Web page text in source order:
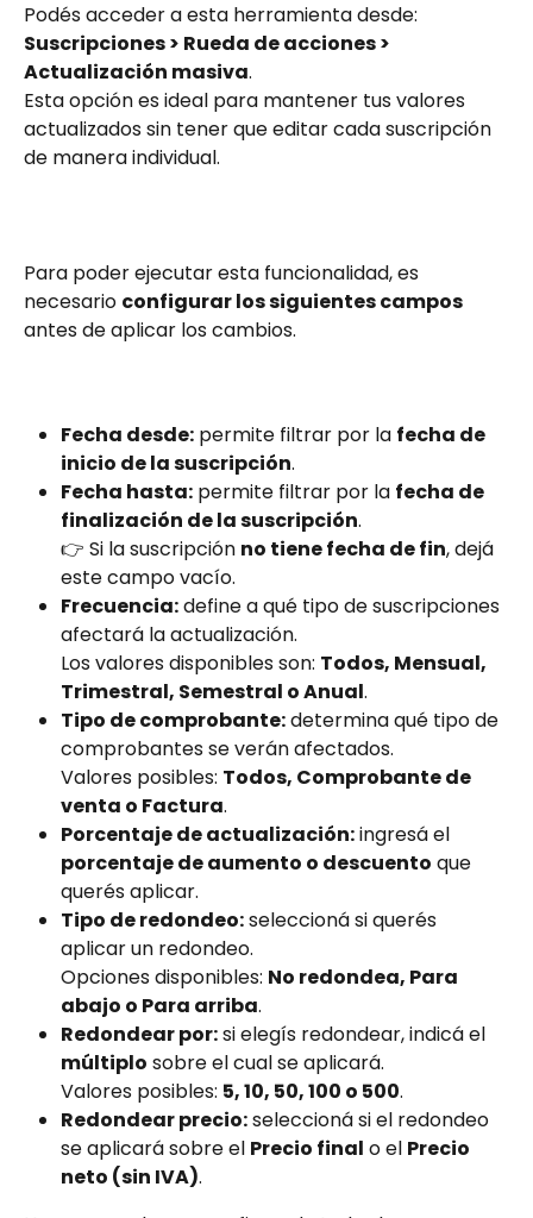
Podés acceder a esta herramienta desde:
Suscripciones > Rueda de acciones >
Actualización masiva.
Esta opción es ideal para mantener tus valores
actualizados sin tener que editar cada suscripción
de manera individual.
Para poder ejecutar esta funcionalidad, es
necesario configurar los siguientes campos
antes de aplicar los cambios.
Fecha desde: permite filtrar por la fecha de
inicio de la suscripción.
Fecha hasta: permite filtrar por la fecha de
finalización de la suscripción.
👉 Si la suscripción no tiene fecha de fin, dejá
este campo vacío.
Frecuencia: define a qué tipo de suscripciones
afectará la actualización.
Los valores disponibles son: Todos, Mensual,
Trimestral, Semestral o Anual.
Tipo de comprobante: determina qué tipo de
comprobantes se verán afectados.
Valores posibles: Todos, Comprobante de
venta o Factura.
Porcentaje de actualización: ingresá el
porcentaje de aumento o descuento que
querés aplicar.
Tipo de redondeo: seleccioná si querés
aplicar un redondeo.
Opciones disponibles: No redondea, Para
abajo o Para arriba.
Redondear por: si elegís redondear, indicá el
múltiplo sobre el cual se aplicará.
Valores posibles: 5, 10, 50, 100 o 500.
Redondear precio: seleccioná si el redondeo
se aplicará sobre el Precio final o el Precio
neto (sin IVA).